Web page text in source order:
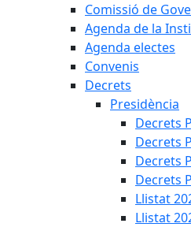
Comissió de
Agenda de la
Agenda electes
Convenis
Decrets
Presidència
Decrets
Decrets
Decrets
Decrets
Llistat
Llistat